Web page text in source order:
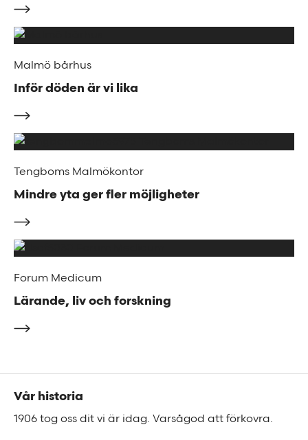
Malmö bårhus
Inför döden är vi lika
Tengboms Malmökontor
Mindre yta ger fler möjligheter
Forum Medicum
Lärande, liv och forskning
Sidfot
Vår historia
1906 tog oss dit vi är idag. Varsågod att förkovra.